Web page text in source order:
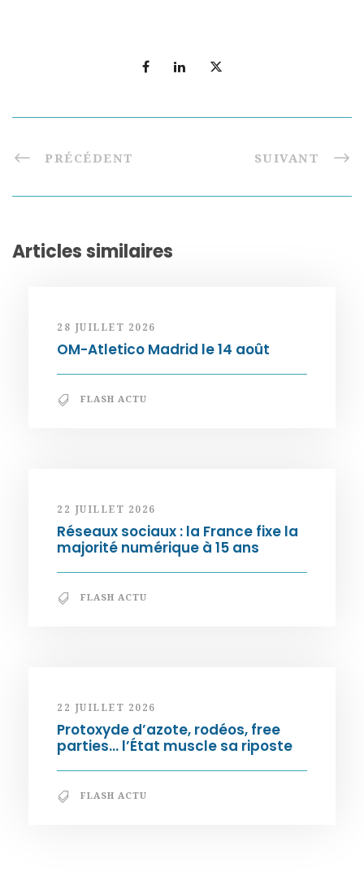
PRÉCÉDENT SUIVANT
Articles similaires
28 JUILLET 2026
OM-Atletico Madrid le 14 août
FLASH ACTU
22 JUILLET 2026
Réseaux sociaux : la France fixe la
majorité numérique à 15 ans
FLASH ACTU
22 JUILLET 2026
Protoxyde d’azote, rodéos, free
parties… l’État muscle sa riposte
FLASH ACTU